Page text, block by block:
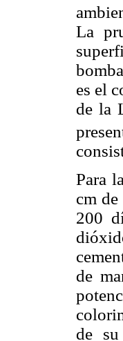
La
es el
de la
Para
cm
200
de
de